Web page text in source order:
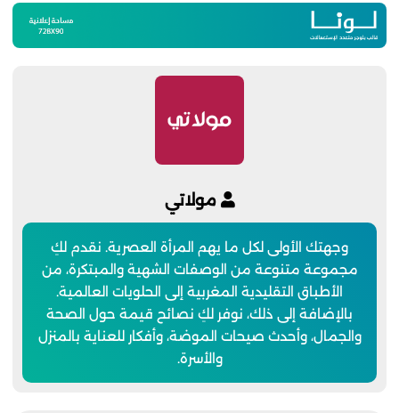
مولاتي
وجهتك الأولى لكل ما يهم المرأة العصرية. نقدم لكِ
مجموعة متنوعة من الوصفات الشهية والمبتكرة، من
الأطباق التقليدية المغربية إلى الحلويات العالمية.
بالإضافة إلى ذلك، نوفر لكِ نصائح قيمة حول الصحة
والجمال، وأحدث صيحات الموضة، وأفكار للعناية بالمنزل
والأسرة.